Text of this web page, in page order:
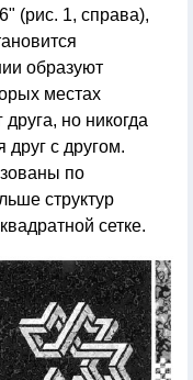
(рис. 1, справа),
образуют
местах
но никогда
друг с другом.
по
структур
сетке.